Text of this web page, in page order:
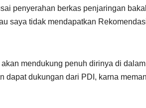
penyerahan berkas penjaringan
saya tidak mendapatkan
mendukung penuh dirinya di
dapat dukungan dari PDI, karna